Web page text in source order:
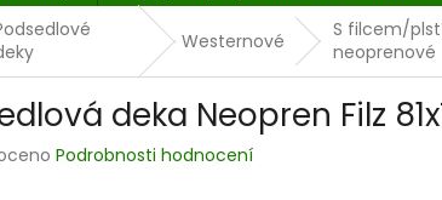
Westernové
S filcem/
neoprenové
deka Neopren Filz
Podrobnosti hodnocení